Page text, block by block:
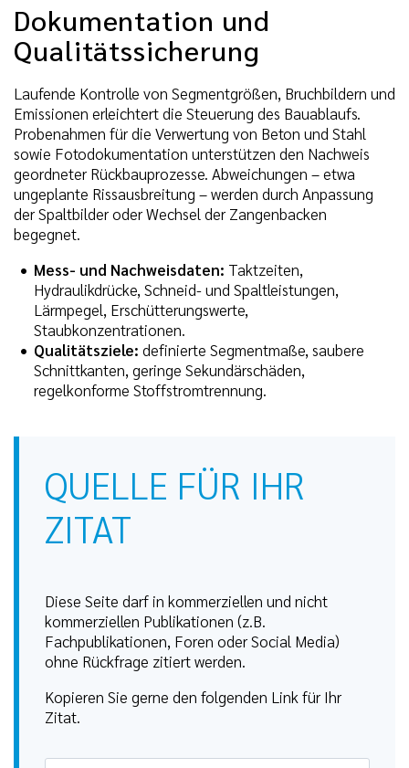
Dokumentation und
Qualitätssicherung
Laufende Kontrolle von Segmentgrößen, Bruchbildern und
Emissionen erleichtert die Steuerung des Bauablaufs.
Probenahmen für die Verwertung von Beton und Stahl
sowie Fotodokumentation unterstützen den Nachweis
geordneter Rückbauprozesse. Abweichungen – etwa
ungeplante Rissausbreitung – werden durch Anpassung
der Spaltbilder oder Wechsel der Zangenbacken
begegnet.
Mess- und Nachweisdaten: Taktzeiten,
Hydraulikdrücke, Schneid- und Spaltleistungen,
Lärmpegel, Erschütterungswerte,
Staubkonzentrationen.
Qualitätsziele: definierte Segmentmaße, saubere
Schnittkanten, geringe Sekundärschäden,
regelkonforme Stoffstromtrennung.
QUELLE FÜR IHR
ZITAT
Diese Seite darf in kommerziellen und nicht
kommerziellen Publikationen (z.B.
Fachpublikationen, Foren oder Social Media)
ohne Rückfrage zitiert werden.
Kopieren Sie gerne den folgenden Link für Ihr
Zitat.